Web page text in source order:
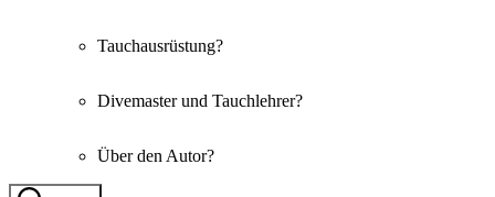
Tauchausrüstung?
Divemaster und Tauchlehrer?
Über den Autor?